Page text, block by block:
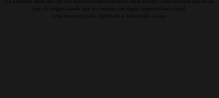
Le hacemos saber que no nos hacemos responsables si usted accede a información que en su
país de origen puede que no cumpla con algún requerimiento legal,
o no estar regulada, registrada o autorizado su uso.